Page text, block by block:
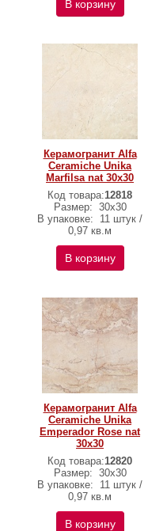
В корзину
Керамогранит Alfa
Ceramiche Unika
Marfilsa nat 30х30
Код товара:12818
Размер: 30х30
В упаковке:
11 штук /
0,97 кв.м
В корзину
Керамогранит Alfa
Ceramiche Unika
Emperador Rose nat
30х30
Код товара:12820
Размер: 30х30
В упаковке:
11 штук /
0,97 кв.м
В корзину